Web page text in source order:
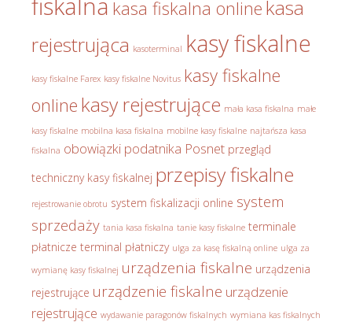
fiskalna kasa fiskalna online kasa
rejestrująca kasoterminal kasy fiskalne
kasy fiskalne Farex kasy fiskalne Novitus kasy fiskalne
online kasy rejestrujące mała kasa fiskalna małe
kasy fiskalne mobilna kasa fiskalna mobilne kasy fiskalne najtańsza kasa
fiskalna obowiązki podatnika Posnet przegląd
techniczny kasy fiskalnej przepisy fiskalne
rejestrowanie obrotu system fiskalizacji online system
sprzedaży tania kasa fiskalna tanie kasy fiskalne terminale
płatnicze terminal płatniczy ulga za kasę fiskalną online ulga za
wymianę kasy fiskalnej urządzenia fiskalne urządzenia
rejestrujące urządzenie fiskalne urządzenie
rejestrujące wydawanie paragonów fiskalnych wymiana kas fiskalnych